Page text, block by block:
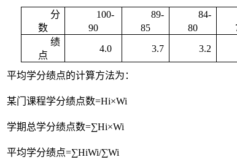
分
数
100-
90
89-
85
84-
80
绩
点
4.0 3.7 3.2
平均学分绩点的计算方法为：
某门课程学分绩点数=Hi×Wi
学期总学分绩点数=∑Hi×Wi
平均学分绩点=∑HiWi/∑Wi